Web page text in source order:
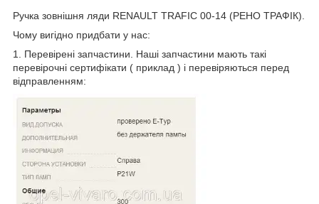
Ручка зовнішня ляди RENAULT TRAFIC 00-14 (РЕНО ТРАФІК).
Чому вигідно придбати у нас:
1. Перевірені запчастини. Наші запчастини мають такі
перевірочні сертифікати ( приклад ) і перевіряються перед
відправленням: